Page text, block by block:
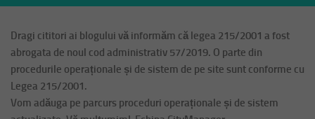
Dragi cititori ai blogului vă informăm că legea 215/2001 a fost
abrogata de noul cod administrativ 57/2019. O parte din
procedurile operaționale și de sistem de pe site sunt conforme cu
Legea 215/2001.
Vom adăuga pe parcurs proceduri operaționale și de sistem